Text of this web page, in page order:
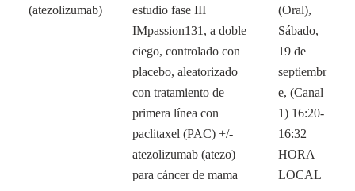
(atezolizumab)
estudio fase III
IMpassion131, a doble
ciego, controlado con
placebo, aleatorizado
con tratamiento de
primera línea con
paclitaxel (PAC) +/-
atezolizumab (atezo)
para cáncer de mama
(Oral),
Sábado,
19 de
septiembr
e, (Canal
1) 16:20-
16:32
HORA
LOCAL